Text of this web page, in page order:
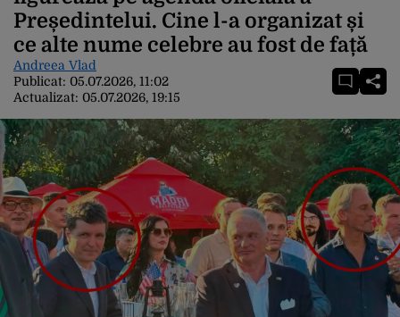
Președintelui. Cine l-a organizat și
ce alte nume celebre au fost de față
Andreea Vlad
Publicat: 05.07.2026, 11:02
Actualizat: 05.07.2026, 19:15